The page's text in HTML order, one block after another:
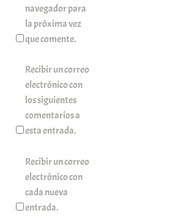
navegador para
la próxima vez
que comente.
Recibir un correo
electrónico con
los siguientes
comentarios a
esta entrada.
Recibir un correo
electrónico con
cada nueva
entrada.